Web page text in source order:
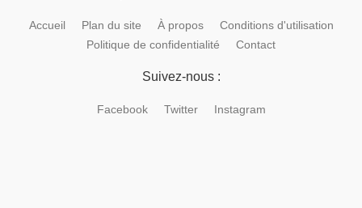
Accueil Plan du site À propos
Conditions d'utilisation
Politique de confidentialité
Contact
Suivez-nous :
Facebook Twitter Instagram